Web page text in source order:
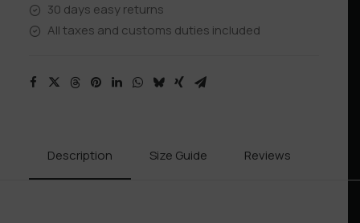
30 days easy returns
All taxes and customs duties included
Description Size Guide Reviews